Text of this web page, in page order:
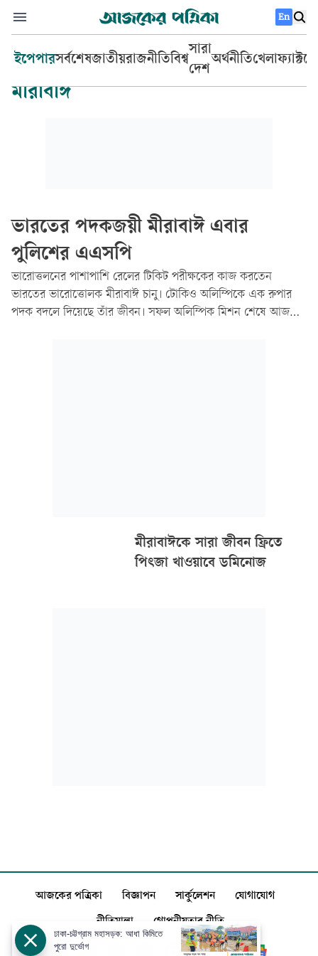
En
ইপেপারসর্বশেষজাতীয়রাজনীতিবিশ্ব
সারা
দেশ
অর্থনীতিখেলা
মীরাবাঈ
ভারতের পদকজয়ী মীরাবাঈ এবার
পুলিশের এএসপি
ভারোত্তলনের পাশাপাশি রেলের টিকিট পরীক্ষকের কাজ করতেন
ভারতের ভারোত্তোলক মীরাবাঈ চানু। টোকিও অলিম্পিকে এক রুপার
পদক বদলে দিয়েছে তাঁর জীবন। সফল অলিম্পিক মিশন শেষে আজ
মীরাবাঈকে সারা জীবন ফ্রিতে
পিৎজা খাওয়াবে ডমিনোজ
আজকের পত্রিকা বিজ্ঞাপন সার্কুলেশন যোগাযোগ
নীতিমালা গোপনীয়তার নীতি
ঢাকা-চট্টগ্রাম মহাসড়ক: আধা কিমিতে
পুরো দুর্ভোগ